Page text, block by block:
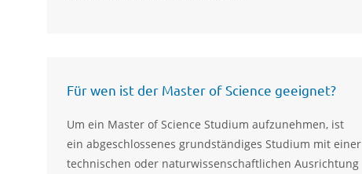
Für wen ist der Master of Science geeignet?
Um ein Master of Science Studium aufzunehmen, ist
ein abgeschlossenes grundständiges Studium mit einer
technischen oder naturwissenschaftlichen Ausrichtung